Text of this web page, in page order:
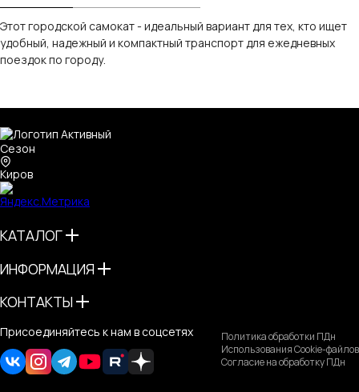
Этот городской самокат - идеальный вариант для тех, кто ищет
удобный, надежный и компактный транспорт для ежедневных
поездок по городу.
Киров
КАТАЛОГ
ИНФОРМАЦИЯ
КОНТАКТЫ
Политика обработки ПДн
Использования Cookie-файлов
Согласие на обработку ПДн
Присоединяйтесь к нам в соцсетях